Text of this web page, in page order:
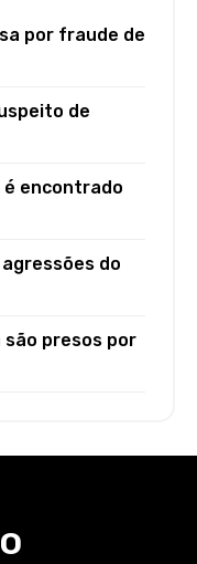
por fraude de
de
é encontrado
do
presos por